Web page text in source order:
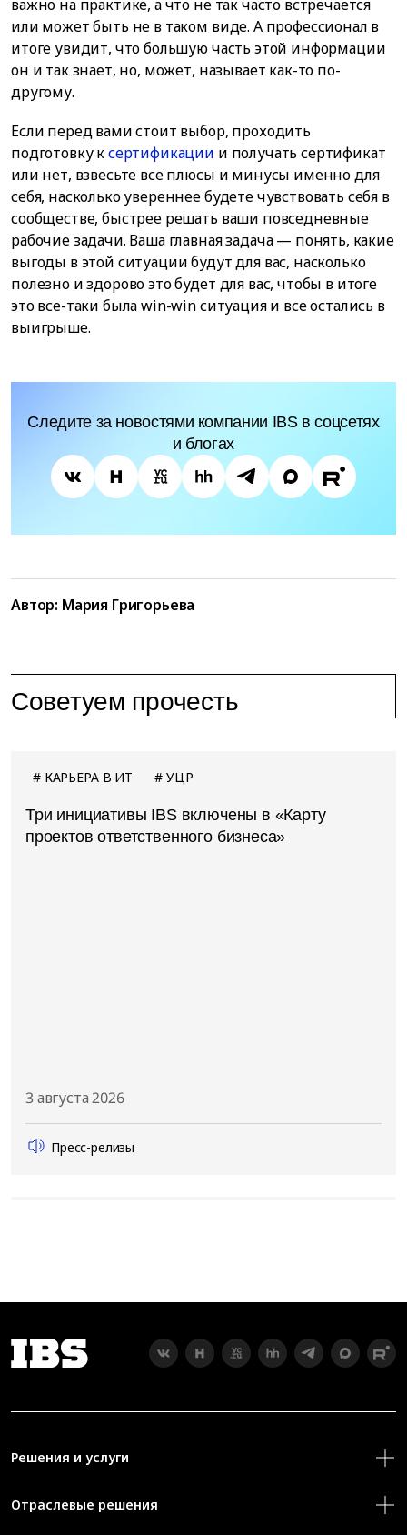
важно на практике, а что не так часто встречается
или может быть не в таком виде. А профессионал в
итоге увидит, что большую часть этой информации
он и так знает, но, может, называет как-то по-
другому.
Если перед вами стоит выбор, проходить
подготовку ксертификации и получать сертификат
или нет, взвесьте все плюсы и минусы именно для
себя, насколько увереннее будете чувствовать себя в
сообществе, быстрее решать ваши повседневные
рабочие задачи. Ваша главная задача — понять, какие
выгоды в этой ситуации будут для вас, насколько
полезно и здорово это будет для вас, чтобы в итоге
это все-таки была win-win ситуация и все остались в
выигрыше.
Следите за новостями компании IBS в соцсетях
и блогах
Автор: Мария Григорьева
Советуем прочесть
КАРЬЕРА В ИТ УЦР
Три инициативы IBS включены в «Карту
проектов ответственного бизнеса»
3 августа 2026
Пресс-релизы
Решения и услуги
Отраслевые решения